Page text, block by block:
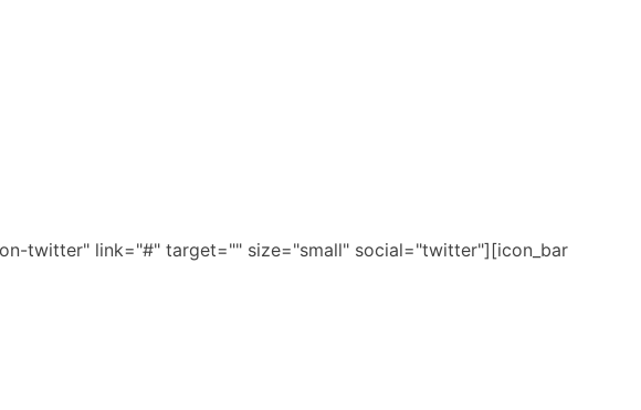
twitter" link="#" target="" size="small" social="twitter"][icon_bar